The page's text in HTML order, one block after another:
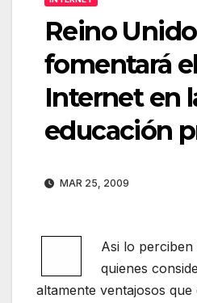
Reino Unido
fomentará
Internet en
educación
MAR 25, 2009
Asi lo
quienes
altamente ventajosos